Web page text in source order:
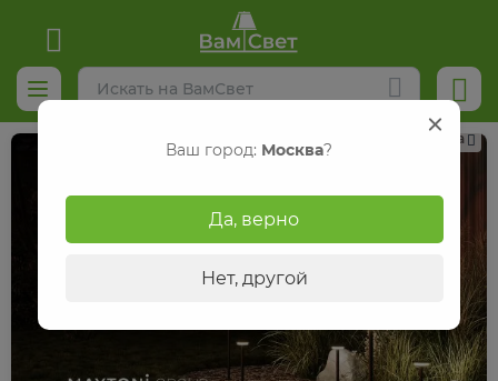
Реклама
Ваш город: Москва?
Да, верно
Нет, другой